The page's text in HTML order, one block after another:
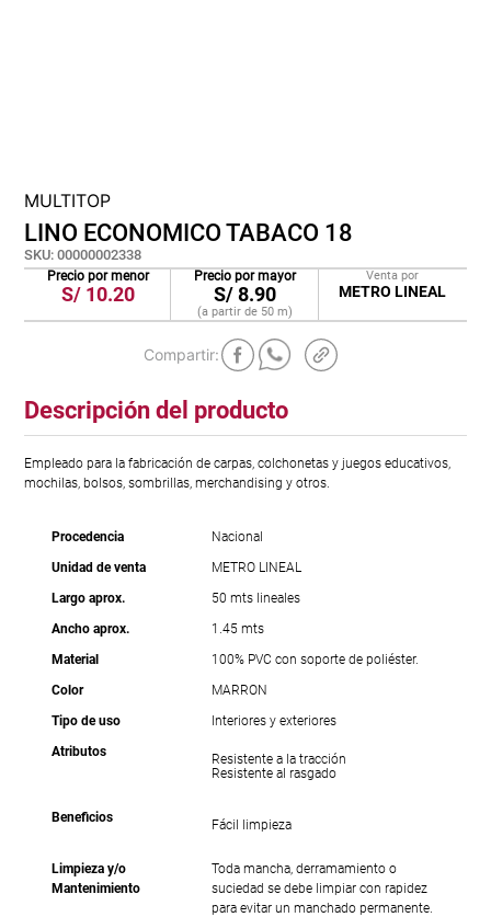
MULTITOP
LINO ECONOMICO TABACO 18
SKU:00000002338
Precio por menor
S/ 10.20
Precio por mayor
S/8.90
(a partir de 50 m)
Venta por
METRO LINEAL
Descripción del producto
Empleado para la fabricación de carpas, colchonetas y juegos educativos,
mochilas, bolsos, sombrillas, merchandising y otros.
Procedencia
Nacional
Unidad de venta
METRO LINEAL
Largo aprox.
50 mts lineales
Ancho aprox.
1.45 mts
Material
100% PVC con soporte de poliéster.
Color
MARRON
Tipo de uso
Interiores y exteriores
Atributos
Resistente a la tracción
Resistente al rasgado
Beneficios Fácil limpieza
Limpieza y/o
Mantenimiento
Toda mancha, derramamiento o
suciedad se debe limpiar con rapidez
para evitar un manchado permanente.